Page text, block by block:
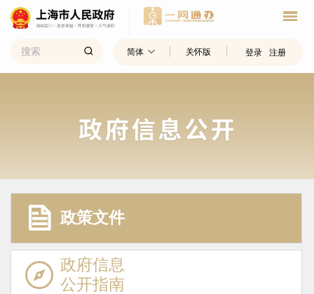
简体 关怀版 登录 注册
政策文件
政府信息
公开指南